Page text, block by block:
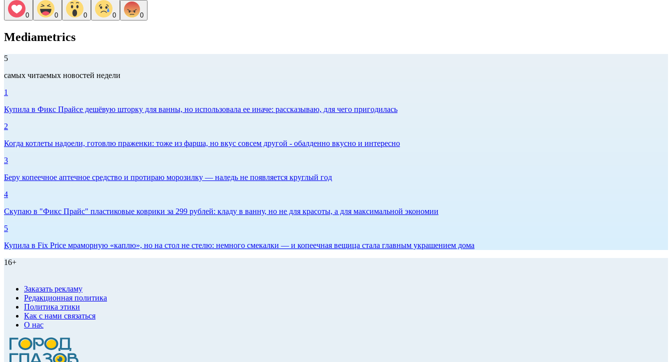
0 0 0 0 0
Mediametrics
5
самых читаемых новостей недели
1
Купила в Фикс Прайсе дешёвую шторку для ванны, но использовала ее иначе: рассказываю, для чего пригодилась
2
Когда котлеты надоели, готовлю праженки: тоже из фарша, но вкус совсем другой - обалденно вкусно и интересно
3
Беру копеечное аптечное средство и протираю морозилку — наледь не появляется круглый год
4
Скупаю в "Фикс Прайс" пластиковые коврики за 299 рублей: кладу в ванну, но не для красоты, а для максимальной экономии
5
Купила в Fix Price мраморную «каплю», но на стол не стелю: немного смекалки — и копеечная вещица стала главным украшением дома
16+
Заказать рекламу
Редакционная политика
Политика этики
Как с нами связаться
О нас